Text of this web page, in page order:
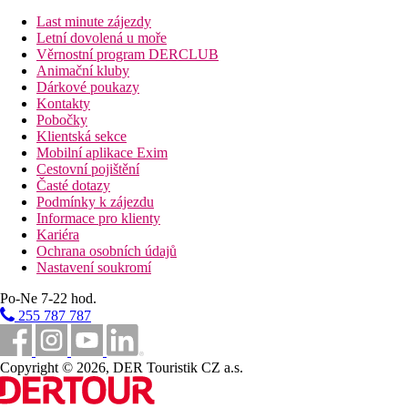
Last minute zájezdy
Letní dovolená u moře
Věrnostní program DERCLUB
Animační kluby
Dárkové poukazy
Kontakty
Pobočky
Klientská sekce
Mobilní aplikace Exim
Cestovní pojištění
Časté dotazy
Podmínky k zájezdu
Informace pro klienty
Kariéra
Ochrana osobních údajů
Nastavení soukromí
Po-Ne 7-22 hod.
255 787 787
Copyright © 2026, DER Touristik CZ a.s.